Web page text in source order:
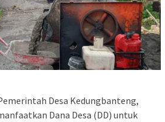
Desa Kedungbanteng,
Dana Desa (DD) untuk